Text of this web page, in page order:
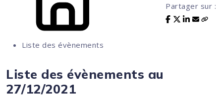
Liste des évènements
Partager sur :
Liste des évènements au
27/12/2021